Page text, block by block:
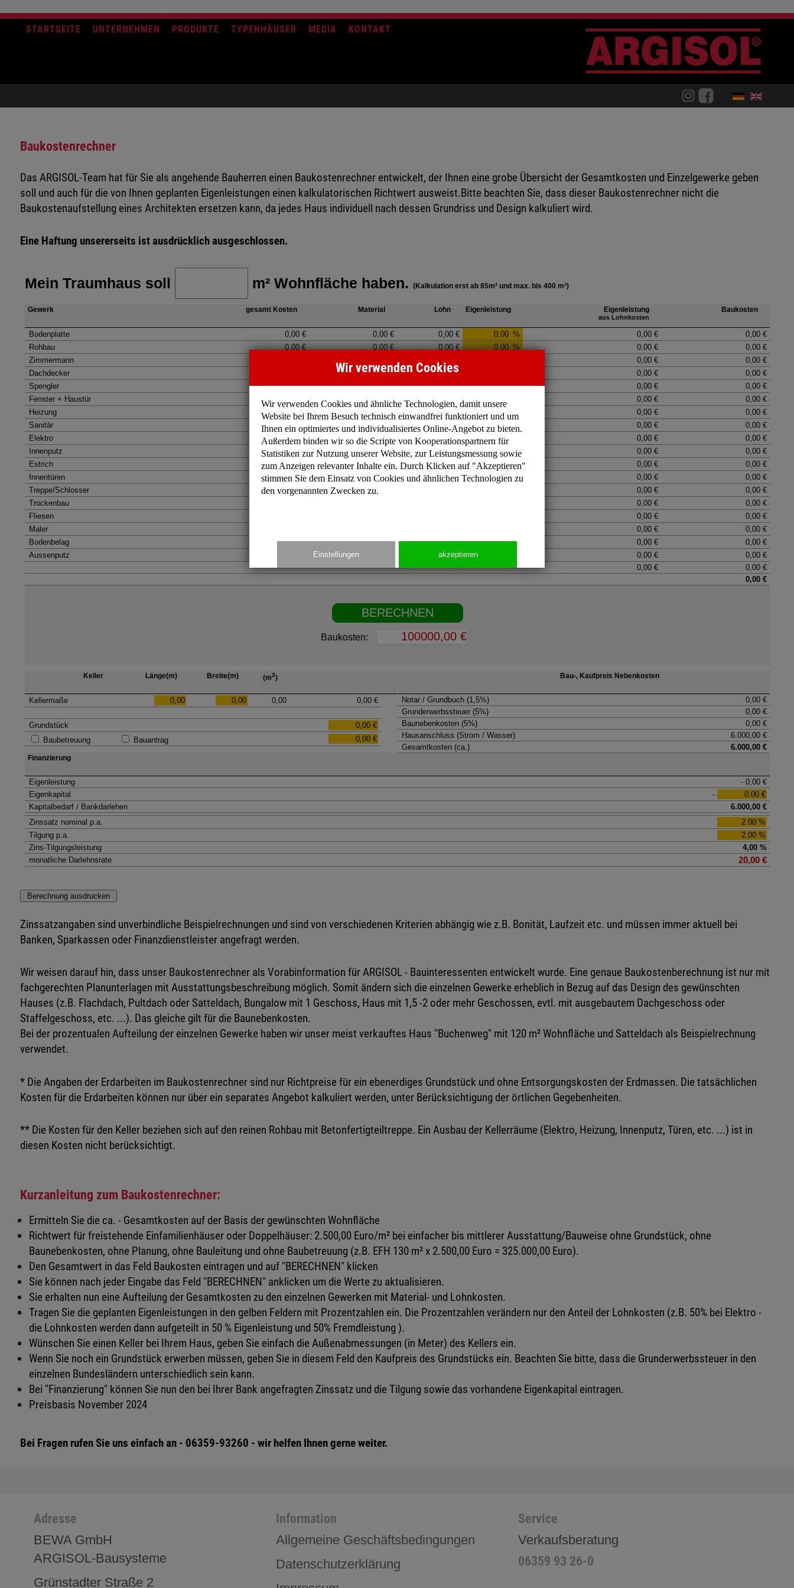
STARTSEITE UNTERNEHMEN PRODUKTE TYPENHÄUSER MEDIA KONTAKT
Baukostenrechner
Das ARGISOL-Team hat für Sie als angehende Bauherren einen Baukostenrechner entwickelt, der Ihnen eine grobe Übersicht der Gesamtkosten und Einzelgewerke geben
soll und auch für die von Ihnen geplanten Eigenleistungen einen kalkulatorischen Richtwert ausweist.Bitte beachten Sie, dass dieser Baukostenrechner nicht die
Baukostenaufstellung eines Architekten ersetzen kann, da jedes Haus individuell nach dessen Grundriss und Design kalkuliert wird.
Eine Haftung unsererseits ist ausdrücklich ausgeschlossen.
Zinssatzangaben sind unverbindliche Beispielrechnungen und sind von verschiedenen Kriterien abhängig wie z.B. Bonität, Laufzeit etc. und müssen immer aktuell bei
Banken, Sparkassen oder Finanzdienstleister angefragt werden.
Wir weisen darauf hin, dass unser Baukostenrechner als Vorabinformation für ARGISOL - Bauinteressenten entwickelt wurde. Eine genaue Baukostenberechnung ist nur mit
fachgerechten Planunterlagen mit Ausstattungsbeschreibung möglich. Somit ändern sich die einzelnen Gewerke erheblich in Bezug auf das Design des gewünschten
Hauses (z.B. Flachdach, Pultdach oder Satteldach, Bungalow mit 1 Geschoss, Haus mit 1,5 -2 oder mehr Geschossen, evtl. mit ausgebautem Dachgeschoss oder
Staffelgeschoss, etc. ...). Das gleiche gilt für die Baunebenkosten.
Bei der prozentualen Aufteilung der einzelnen Gewerke haben wir unser meist verkauftes Haus "Buchenweg" mit 120 m² Wohnfläche und Satteldach als Beispielrechnung
verwendet.
* Die Angaben der Erdarbeiten im Baukostenrechner sind nur Richtpreise für ein ebenerdiges Grundstück und ohne Entsorgungskosten der Erdmassen. Die tatsächlichen
Kosten für die Erdarbeiten können nur über ein separates Angebot kalkuliert werden, unter Berücksichtigung der örtlichen Gegebenheiten.
** Die Kosten für den Keller beziehen sich auf den reinen Rohbau mit Betonfertigteiltreppe. Ein Ausbau der Kellerräume (Elektro, Heizung, Innenputz, Türen, etc. ...) ist in
diesen Kosten nicht berücksichtigt.
Kurzanleitung zum Baukostenrechner:
Ermitteln Sie die ca. - Gesamtkosten auf der Basis der gewünschten Wohnfläche
Richtwert für freistehende Einfamilienhäuser oder Doppelhäuser: 2.500,00 Euro/m² bei einfacher bis mittlerer Ausstattung/Bauweise ohne Grundstück, ohne
Baunebenkosten, ohne Planung, ohne Bauleitung und ohne Baubetreuung (z.B. EFH 130 m² x 2.500,00 Euro = 325.000,00 Euro).
Den Gesamtwert in das Feld Baukosten eintragen und auf "BERECHNEN" klicken
Sie können nach jeder Eingabe das Feld "BERECHNEN" anklicken um die Werte zu aktualisieren.
Sie erhalten nun eine Aufteilung der Gesamtkosten zu den einzelnen Gewerken mit Material- und Lohnkosten.
Tragen Sie die geplanten Eigenleistungen in den gelben Feldern mit Prozentzahlen ein. Die Prozentzahlen verändern nur den Anteil der Lohnkosten (z.B. 50% bei Elektro -
die Lohnkosten werden dann aufgeteilt in 50 % Eigenleistung und 50% Fremdleistung ).
Wünschen Sie einen Keller bei Ihrem Haus, geben Sie einfach die Außenabmessungen (in Meter) des Kellers ein.
Wenn Sie noch ein Grundstück erwerben müssen, geben Sie in diesem Feld den Kaufpreis des Grundstücks ein. Beachten Sie bitte, dass die Grunderwerbssteuer in den
einzelnen Bundesländern unterschiedlich sein kann.
Bei "Finanzierung" können Sie nun den bei Ihrer Bank angefragten Zinssatz und die Tilgung sowie das vorhandene Eigenkapital eintragen.
Preisbasis November 2024
Bei Fragen rufen Sie uns einfach an - 06359-93260 - wir helfen Ihnen gerne weiter.
Adresse
BEWA GmbH
ARGISOL-Bausysteme
Grünstadter Straße 2
Information
Allgemeine Geschäftsbedingungen
Datenschutzerklärung
Service
Verkaufsberatung
06359 93 26-0
Wir verwenden Cookies
Wir verwenden Cookies und ähnliche Technologien, damit unsere
Website bei Ihrem Besuch technisch einwandfrei funktioniert und um
Ihnen ein optimiertes und individualisiertes Online-Angebot zu bieten.
Außerdem binden wir so die Scripte von Kooperationspartnern für
Statistiken zur Nutzung unserer Website, zur Leistungsmessung sowie
zum Anzeigen relevanter Inhalte ein. Durch Klicken auf "Akzeptieren"
stimmen Sie dem Einsatz von Cookies und ähnlichen Technologien zu
den vorgenannten Zwecken zu.
Einstellungen akzeptieren